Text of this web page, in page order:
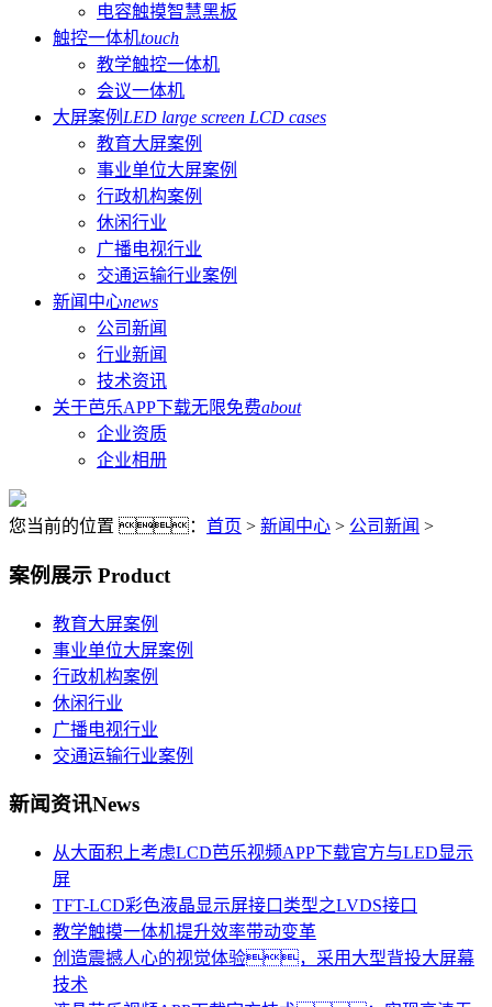
电容触摸智慧黑板
触控一体机touch
教学触控一体机
会议一体机
大屏案例 LED large screen LCD cases
教育大屏案例
事业单位大屏案例
行政机构案例
休闲行业
广播电视行业
交通运输行业案例
新闻中心news
公司新闻
行业新闻
技术资讯
关于芭乐APP下载无限免费about
企业资质
企业相册
您当前的位置 ： 首页 > 新闻中心 > 公司新闻 >
案例展示 Product
教育大屏案例
事业单位大屏案例
行政机构案例
休闲行业
广播电视行业
交通运输行业案例
新闻资讯News
从大面积上考虑LCD芭乐视频APP下载官方与LED显示
屏
TFT-LCD彩色液晶显示屏接口类型之LVDS接口
教学触摸一体机提升效率带动变革
创造震撼人心的视觉体验，采用大型背投大屏幕
技术